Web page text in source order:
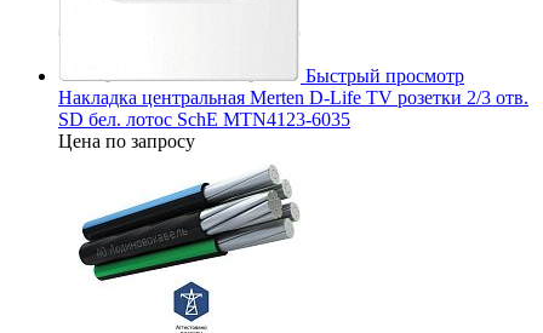
Быстрый просмотр
Накладка центральная Merten D-Life TV розетки 2/3 отв.
SD бел. лотос SchE MTN4123-6035
Цена по запросу